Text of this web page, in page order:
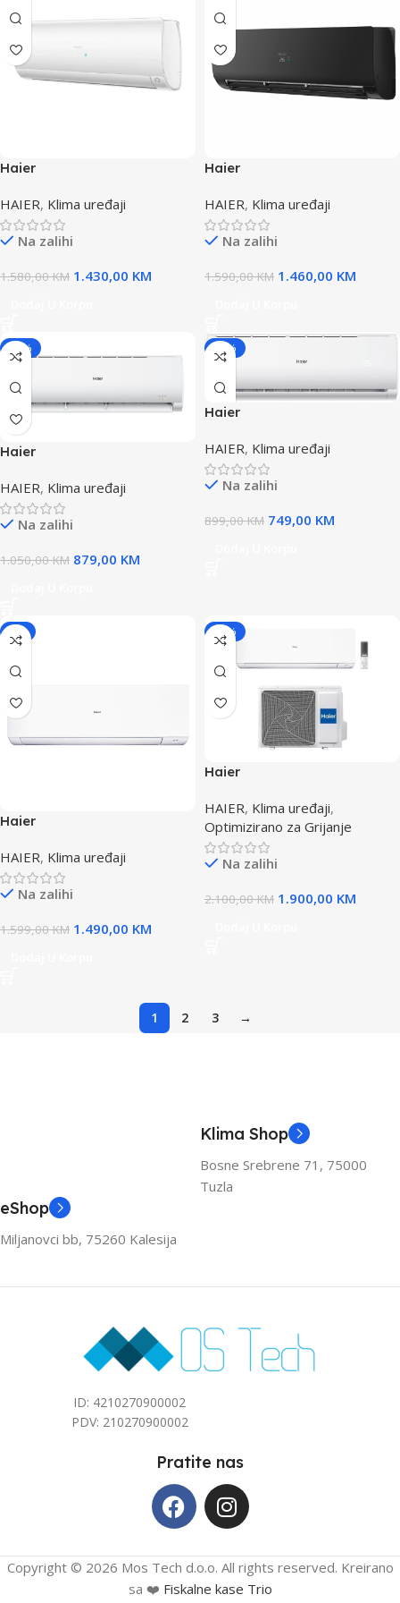
Haier
BIJELA klima FLEXIS PLUS
WI-FI
HAIER, Klima uređaji
Na zalihi
1.580,00KM 1.430,00 KM
Haier
MAT CRNA klima FLEXIS
PLUS WI-FI
HAIER, Klima uređaji
Na zalihi
1.590,00KM 1.460,00 KM
-16%
Haier
klima TUNDRA GREEN PLUS
WI-FI
HAIER, Klima uređaji
Na zalihi
1.050,00KM 879,00 KM
-17%
Haier
klima TIDE PLUS WI-FI
INVERTER
HAIER, Klima uređaji
Na zalihi
899,00KM 749,00 KM
-7%
Haier
klima EXPERT INVERTER
HAIER, Klima uređaji
Na zalihi
1.599,00KM 1.490,00 KM
-10%
Haier
klima EXPERT NORDIC
INVERTER
HAIER, Klima uređaji,
Optimizirano za Grijanje
Na zalihi
2.100,00KM 1.900,00 KM
1 2 3 →
Klima Shop
Bosne Srebrene 71, 75000
Tuzla
eShop
Miljanovci bb, 75260 Kalesija
ID: 4210270900002
PDV: 210270900002
Pratite nas
Copyright © 2026 Mos Tech d.o.o. All rights reserved. Kreirano
sa ❤️ Fiskalne kase Trio